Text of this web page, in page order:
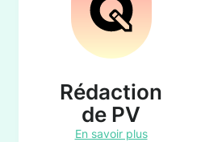
Rédaction
de PV
En savoir plus